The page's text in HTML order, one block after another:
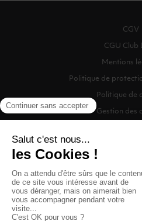
CGV
CGU Club
Mentions
Politique de
Politique de
Gestion des
©2026 Munhowen Drinx /
Digitalised